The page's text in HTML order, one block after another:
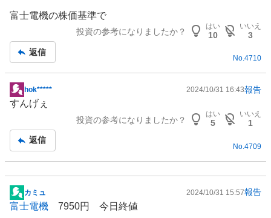
事
富士電機の株価基準で
投資の参考になりましたか？
はい
10
いいえ
3
返信
No.4710
掲
示
事
hok***** 2024/10/31 16:43報告
すんげぇ
投資の参考になりましたか？
はい
5
いいえ
1
返信
No. 4709
掲
示
カミュ 2024/10/31 15:57報告
富士電機 7950円 今日終値